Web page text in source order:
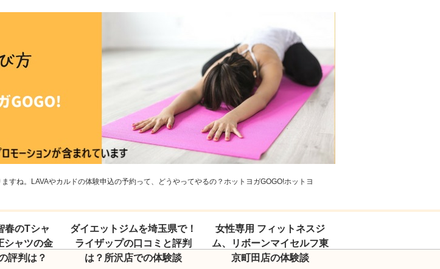
ね。LAVAやカルドの体験申込の予約って、どうやってやるの？ホットヨガGOGO!ホットヨ
春のTシャ
シャツの金
評判は？
ダイエットジムを埼玉県で！
ライザップの口コミと評判
は？所沢店での体験談
女性専用 フィットネスジ
ム、リボーンマイセルフ東
京町田店の体験談